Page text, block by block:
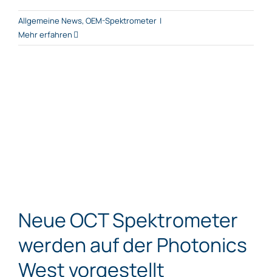
Allgemeine News, OEM-Spektrometer |
Mehr erfahren
Neue OCT Spektrometer
werden auf der Photonics
West vorgestellt